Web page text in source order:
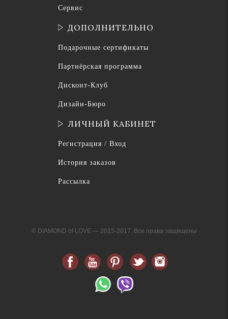
Сервис
ДОПОЛНИТЕЛЬНО
Подарочные сертификаты
Партнёрская программа
Дисконт-Клуб
Дизайн-Бюро
ЛИЧНЫЙ КАБИНЕТ
Регистрация / Вход
История заказов
Рассылка
© DIAMOND of LOVE — 2015-2017. Все права защищены